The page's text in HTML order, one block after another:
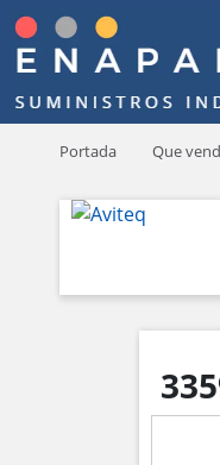
Portada Que